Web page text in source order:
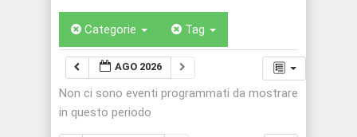
Categorie Tag
AGO 2026
Non ci sono eventi programmati da mostrare
in questo periodo